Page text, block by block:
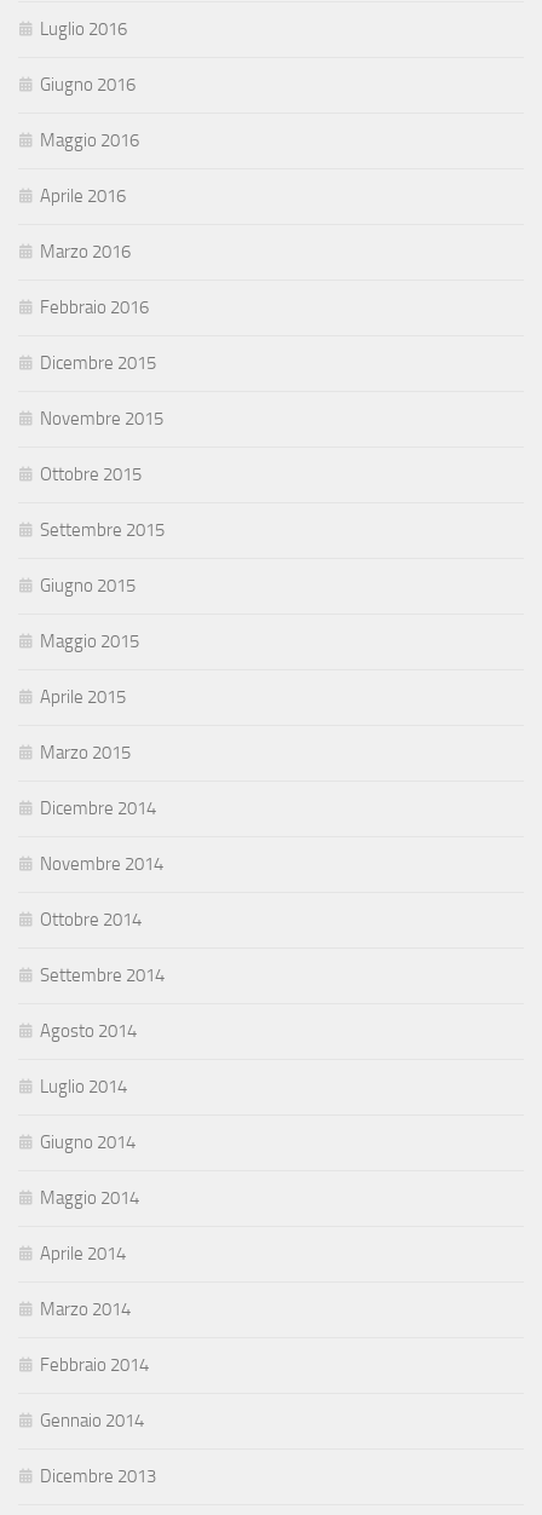
Luglio 2016
Giugno 2016
Maggio 2016
Aprile 2016
Marzo 2016
Febbraio 2016
Dicembre 2015
Novembre 2015
Ottobre 2015
Settembre 2015
Giugno 2015
Maggio 2015
Aprile 2015
Marzo 2015
Dicembre 2014
Novembre 2014
Ottobre 2014
Settembre 2014
Agosto 2014
Luglio 2014
Giugno 2014
Maggio 2014
Aprile 2014
Marzo 2014
Febbraio 2014
Gennaio 2014
Dicembre 2013